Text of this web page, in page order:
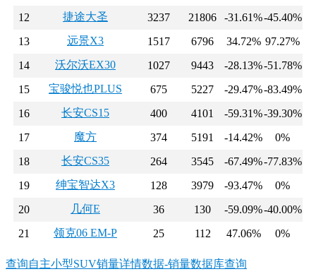
12
捷途大圣 3237 21806 -31.61%-45.40%
13
远景X3 1517 6796 34.72% 97.27%
14
沃尔沃EX30 1027 9443 -28.13%-51.78%
15
宝骏悦也PLUS 675 5227 -29.47%-83.49%
16
长安CS15 400 4101 -59.31%-39.30%
17
魔方 374 5191 -14.42%
0%
18
长安CS35 264 3545 -67.49%-77.83%
19
绅宝智达X3 128 3979 -93.47%
0%
20
几何E 36 130 -59.09%-40.00%
21
领克06 EM-P 25 112 47.06% 0%
查询自主小型SUV销量详情数据-销量数据库查询